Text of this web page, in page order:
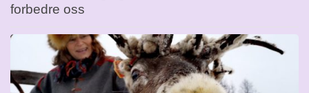
forbedre oss